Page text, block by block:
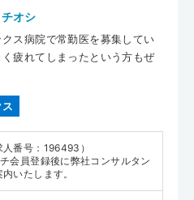
オシ
ス病院で常勤医を募集してい
疲れてしまったという方もぜ
番号：196493）
会員登録後に弊社コンサルタン
いたします。